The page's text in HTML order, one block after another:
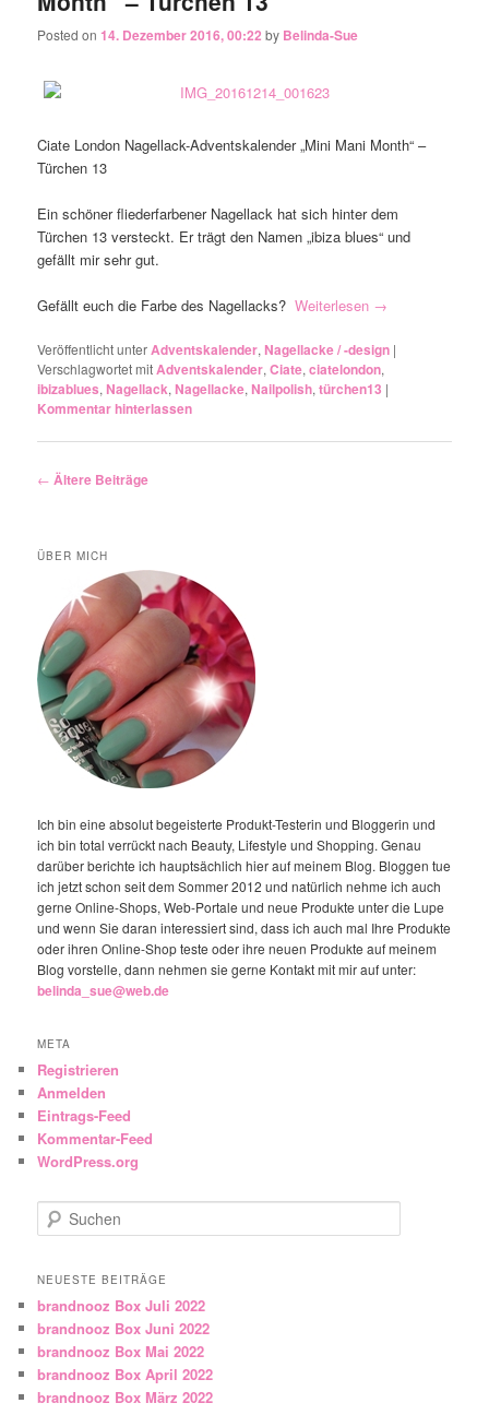
Posted on14. Dezember 2016, 00:22 by Belinda-Sue
Ciate London Nagellack-Adventskalender „Mini Mani Month“ –
Türchen 13
Ein schöner fliederfarbener Nagellack hat sich hinter dem
Türchen 13 versteckt. Er trägt den Namen „ibiza blues“ und
gefällt mir sehr gut.
Gefällt euch die Farbe des Nagellacks?Weiterlesen →
Veröffentlicht unterAdventskalender,Nagellacke / -design |
Verschlagwortet mitAdventskalender,Ciate,ciatelondon,
ibizablues,Nagellack,Nagellacke,Nailpolish,türchen13 |
Kommentar hinterlassen
Artikelnavigation
← Ältere Beiträge
ÜBER MICH
Ich bin eine absolut begeisterte Produkt-Testerin und Bloggerin und
ich bin total verrückt nach Beauty, Lifestyle und Shopping. Genau
darüber berichte ich hauptsächlich hier auf meinem Blog. Bloggen tue
ich jetzt schon seit dem Sommer 2012 und natürlich nehme ich auch
gerne Online-Shops, Web-Portale und neue Produkte unter die Lupe
und wenn Sie daran interessiert sind, dass ich auch mal Ihre Produkte
oder ihren Online-Shop teste oder ihre neuen Produkte auf meinem
Blog vorstelle, dann nehmen sie gerne Kontakt mit mir auf unter:
belinda_sue@web.de
META
Registrieren
Anmelden
Eintrags-Feed
Kommentar-Feed
WordPress.org
Suchen
NEUESTE BEITRÄGE
brandnooz Box Juli 2022
brandnooz Box Juni 2022
brandnooz Box Mai 2022
brandnooz Box April 2022
brandnooz Box März 2022